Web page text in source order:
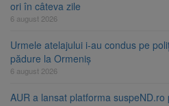
ori în câteva zile
6 august 2026
Urmele atelajului i-au condus pe
pădure la Ormeniș
6 august 2026
AUR a lansat platforma